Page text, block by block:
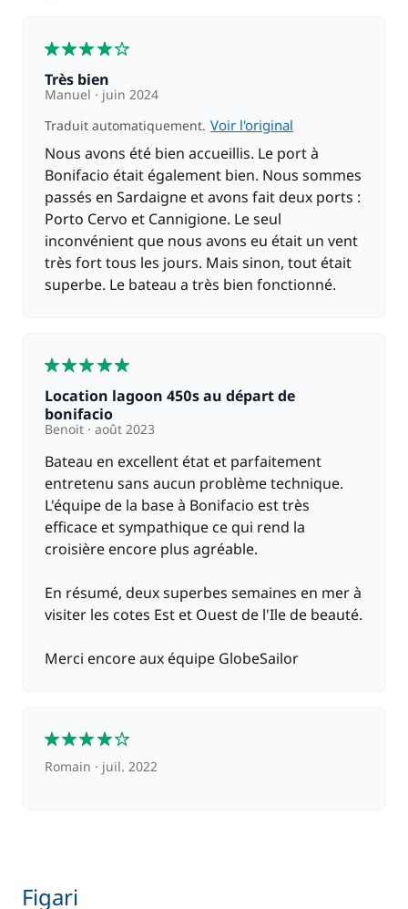
Très bien
Manuel
juin 2024
Traduit automatiquement. Voir l'original
Nous avons été bien accueillis. Le port à
Bonifacio était également bien. Nous sommes
passés en Sardaigne et avons fait deux ports :
Porto Cervo et Cannigione. Le seul
inconvénient que nous avons eu était un vent
très fort tous les jours. Mais sinon, tout était
superbe. Le bateau a très bien fonctionné.
Location lagoon 450s au départ de
bonifacio
Benoit août 2023
Bateau en excellent état et parfaitement
entretenu sans aucun problème technique.
L'équipe de la base à Bonifacio est très
efficace et sympathique ce qui rend la
croisière encore plus agréable.
En résumé, deux superbes semaines en mer à
visiter les cotes Est et Ouest de l'Ile de beauté.
Merci encore aux équipe GlobeSailor
Romain juil. 2022
Figari